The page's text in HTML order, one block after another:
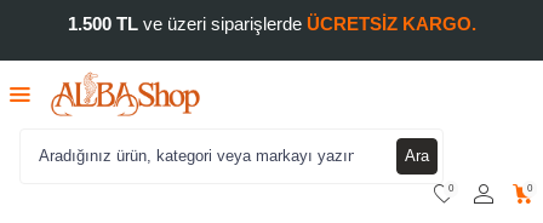
1.500 TLve üzeri siparişlerde ÜCRETSİZ KARGO.
Ara
0 0